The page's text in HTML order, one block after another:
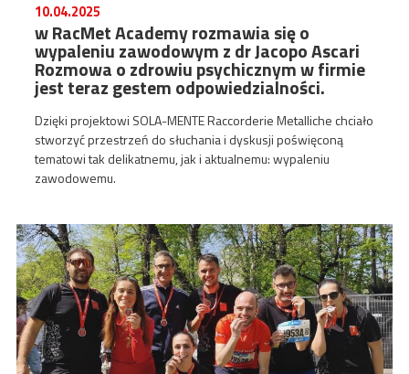
10.04.2025
w RacMet Academy rozmawia się o
wypaleniu zawodowym z dr Jacopo Ascari
Rozmowa o zdrowiu psychicznym w firmie
jest teraz gestem odpowiedzialności.
Dzięki projektowi SOLA-MENTE Raccorderie Metalliche chciało
stworzyć przestrzeń do słuchania i dyskusji poświęconą
tematowi tak delikatnemu, jak i aktualnemu: wypaleniu
zawodowemu.